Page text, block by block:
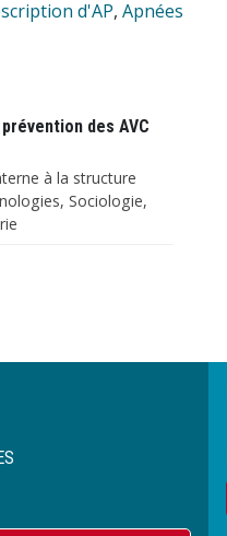
d'AP, Apnées
prévention des AVC
à la structure
Sociologie,